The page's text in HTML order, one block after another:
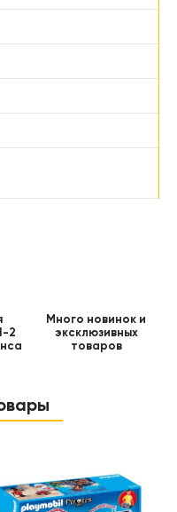
2
Много новинок и
эксклюзивных
товаров